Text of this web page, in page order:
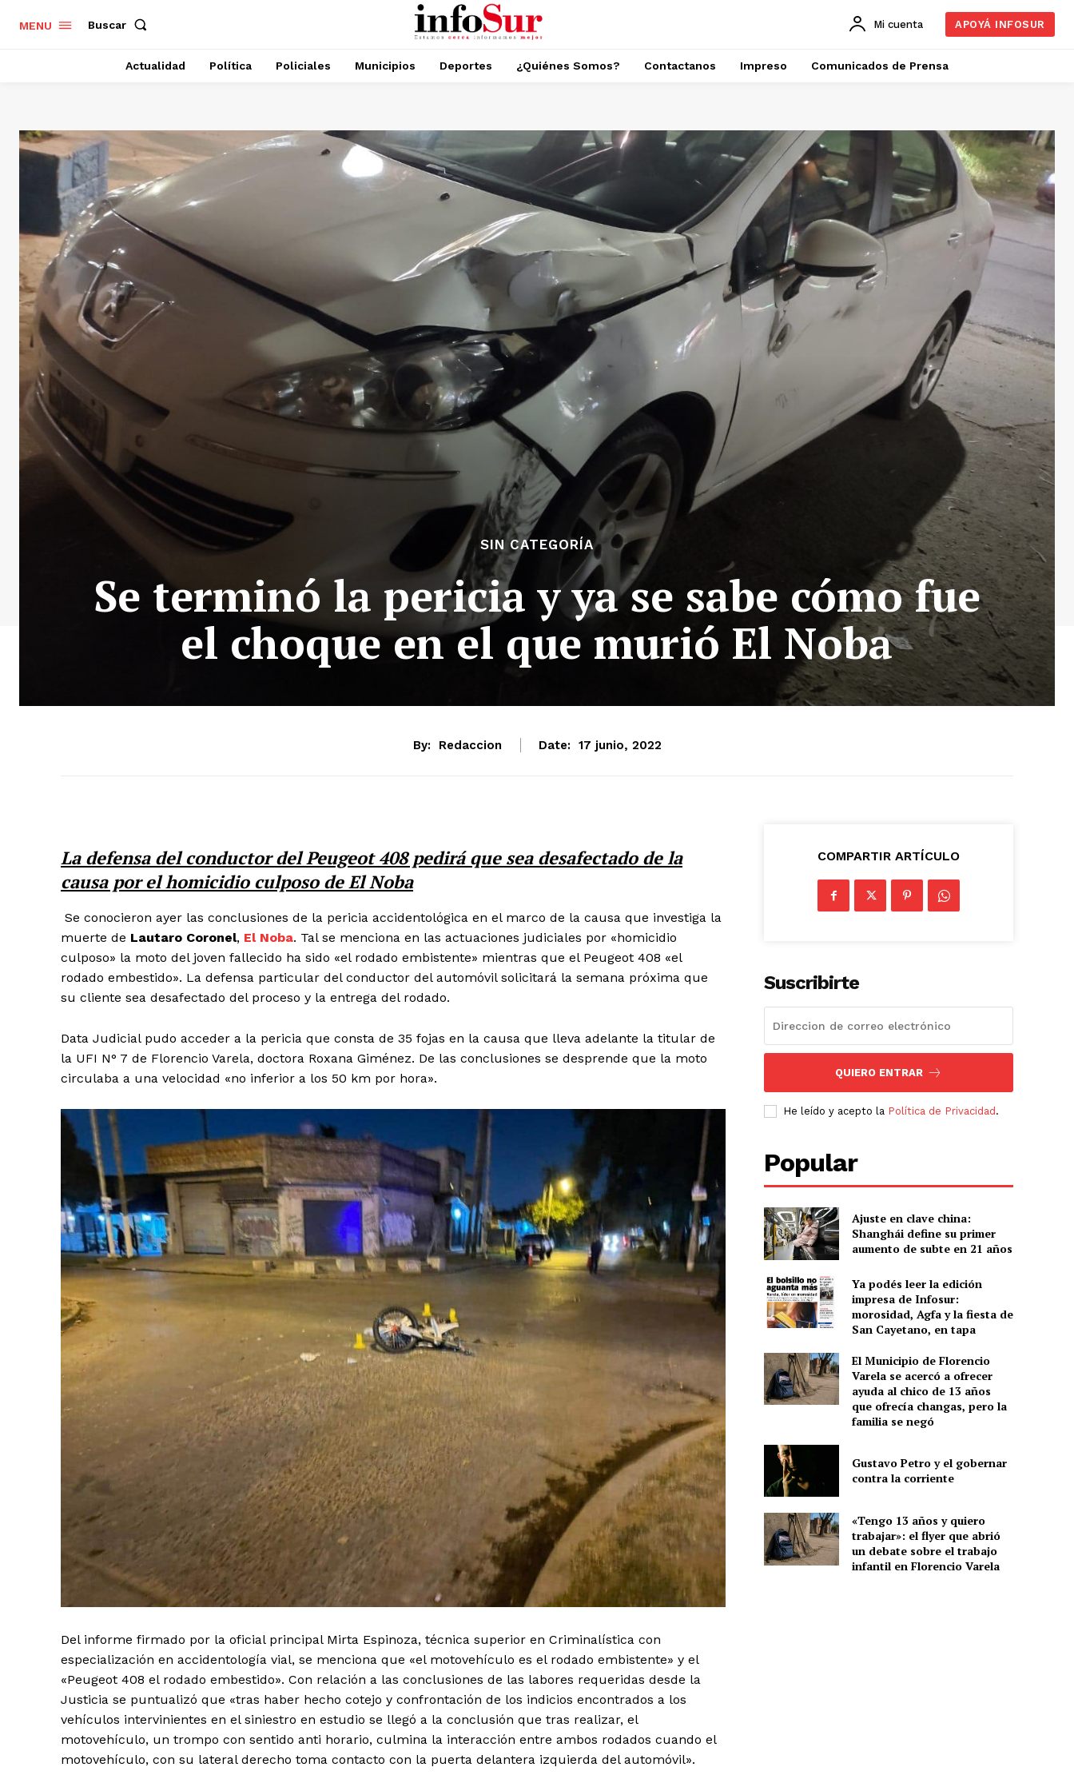
MENU Buscar Mi cuenta APOYÁ INFOSUR
Actualidad Política Policiales Municipios Deportes ¿Quiénes Somos? Contactanos Impreso Comunicados de Prensa
SIN CATEGORÍA
Se terminó la pericia y ya se sabe cómo fue
el choque en el que murió El Noba
By: Redaccion Date: 17 junio, 2022
La defensa del conductor del Peugeot 408 pedirá que sea desafectado de la
causa por el homicidio culposo de El Noba
Se conocieron ayer las conclusiones de la pericia accidentológica en el marco de la causa que investiga la
muerte de Lautaro Coronel, El Noba. Tal se menciona en las actuaciones judiciales por «homicidio
culposo» la moto del joven fallecido ha sido «el rodado embistente» mientras que el Peugeot 408 «el
rodado embestido». La defensa particular del conductor del automóvil solicitará la semana próxima que
su cliente sea desafectado del proceso y la entrega del rodado.
Data Judicial pudo acceder a la pericia que consta de 35 fojas en la causa que lleva adelante la titular de
la UFI N° 7 de Florencio Varela, doctora Roxana Giménez. De las conclusiones se desprende que la moto
circulaba a una velocidad «no inferior a los 50 km por hora».
Del informe firmado por la oficial principal Mirta Espinoza, técnica superior en Criminalística con
especialización en accidentología vial, se menciona que «el motovehículo es el rodado embistente» y el
«Peugeot 408 el rodado embestido». Con relación a las conclusiones de las labores requeridas desde la
Justicia se puntualizó que «tras haber hecho cotejo y confrontación de los indicios encontrados a los
vehículos intervinientes en el siniestro en estudio se llegó a la conclusión que tras realizar, el
motovehículo, un trompo con sentido anti horario, culmina la interacción entre ambos rodados cuando el
motovehículo, con su lateral derecho toma contacto con la puerta delantera izquierda del automóvil».
COMPARTIR ARTÍCULO
Suscribirte
QUIERO ENTRAR
He leído y acepto la Política de Privacidad .
Popular
Ajuste en clave china:
Shanghái define su primer
aumento de subte en 21 años
Ya podés leer la edición
impresa de Infosur:
morosidad, Agfa y la fiesta de
San Cayetano, en tapa
El Municipio de Florencio
Varela se acercó a ofrecer
ayuda al chico de 13 años
que ofrecía changas, pero la
familia se negó
Gustavo Petro y el gobernar
contra la corriente
«Tengo 13 años y quiero
trabajar»: el flyer que abrió
un debate sobre el trabajo
infantil en Florencio Varela